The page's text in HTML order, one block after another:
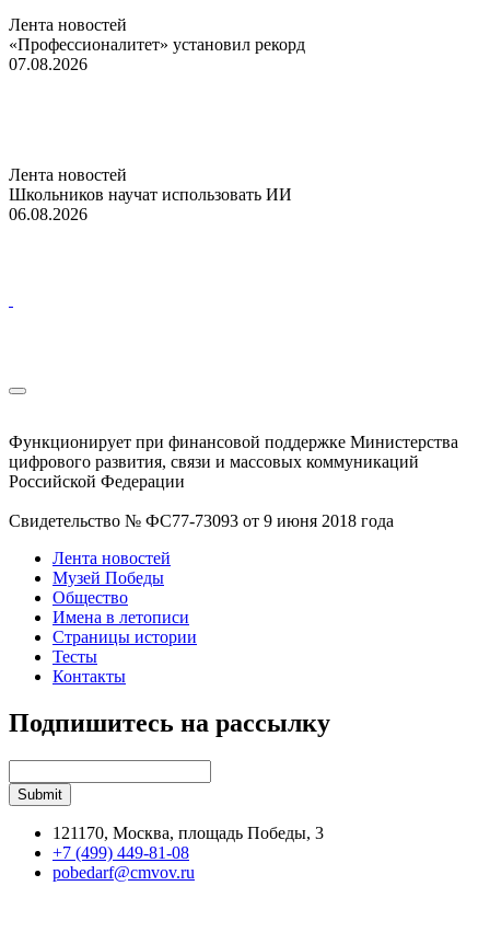
Лента новостей
«Профессионалитет» установил рекорд
07.08.2026
Лента новостей
Школьников научат использовать ИИ
06.08.2026
Функционирует при финансовой поддержке Министерства
цифрового развития, связи и массовых коммуникаций
Российской Федерации
Свидетельство № ФС77-73093 от 9 июня 2018 года
Лента новостей
Музей Победы
Общество
Имена в летописи
Страницы истории
Тесты
Контакты
Подпишитесь на рассылку
121170, Москва, площадь Победы, 3
+7 (499) 449-81-08
pobedarf@cmvov.ru